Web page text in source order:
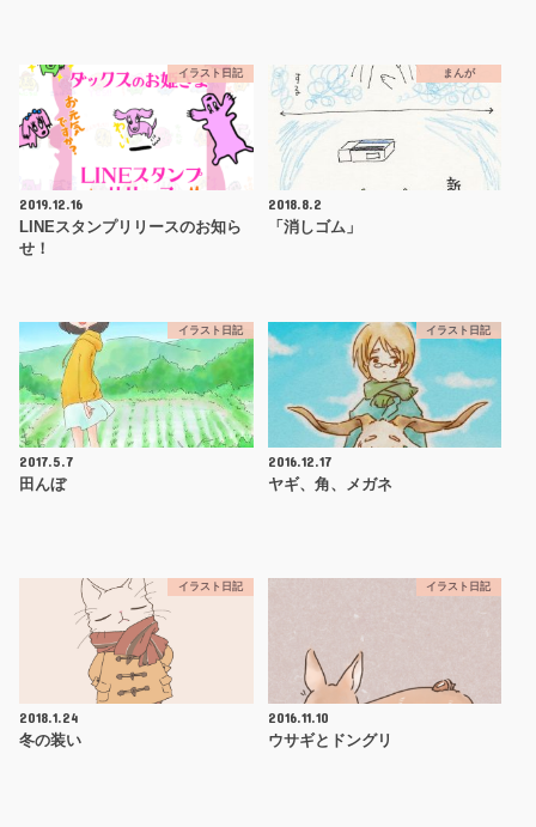
イラスト日記
2019.12.16
LINEスタンプリリースのお知ら
せ！
まんが
2018.8.2
「消しゴム」
イラスト日記
2017.5.7
田んぼ
イラスト日記
2016.12.17
ヤギ、角、メガネ
イラスト日記
2018.1.24
冬の装い
イラスト日記
2016.11.10
ウサギとドングリ